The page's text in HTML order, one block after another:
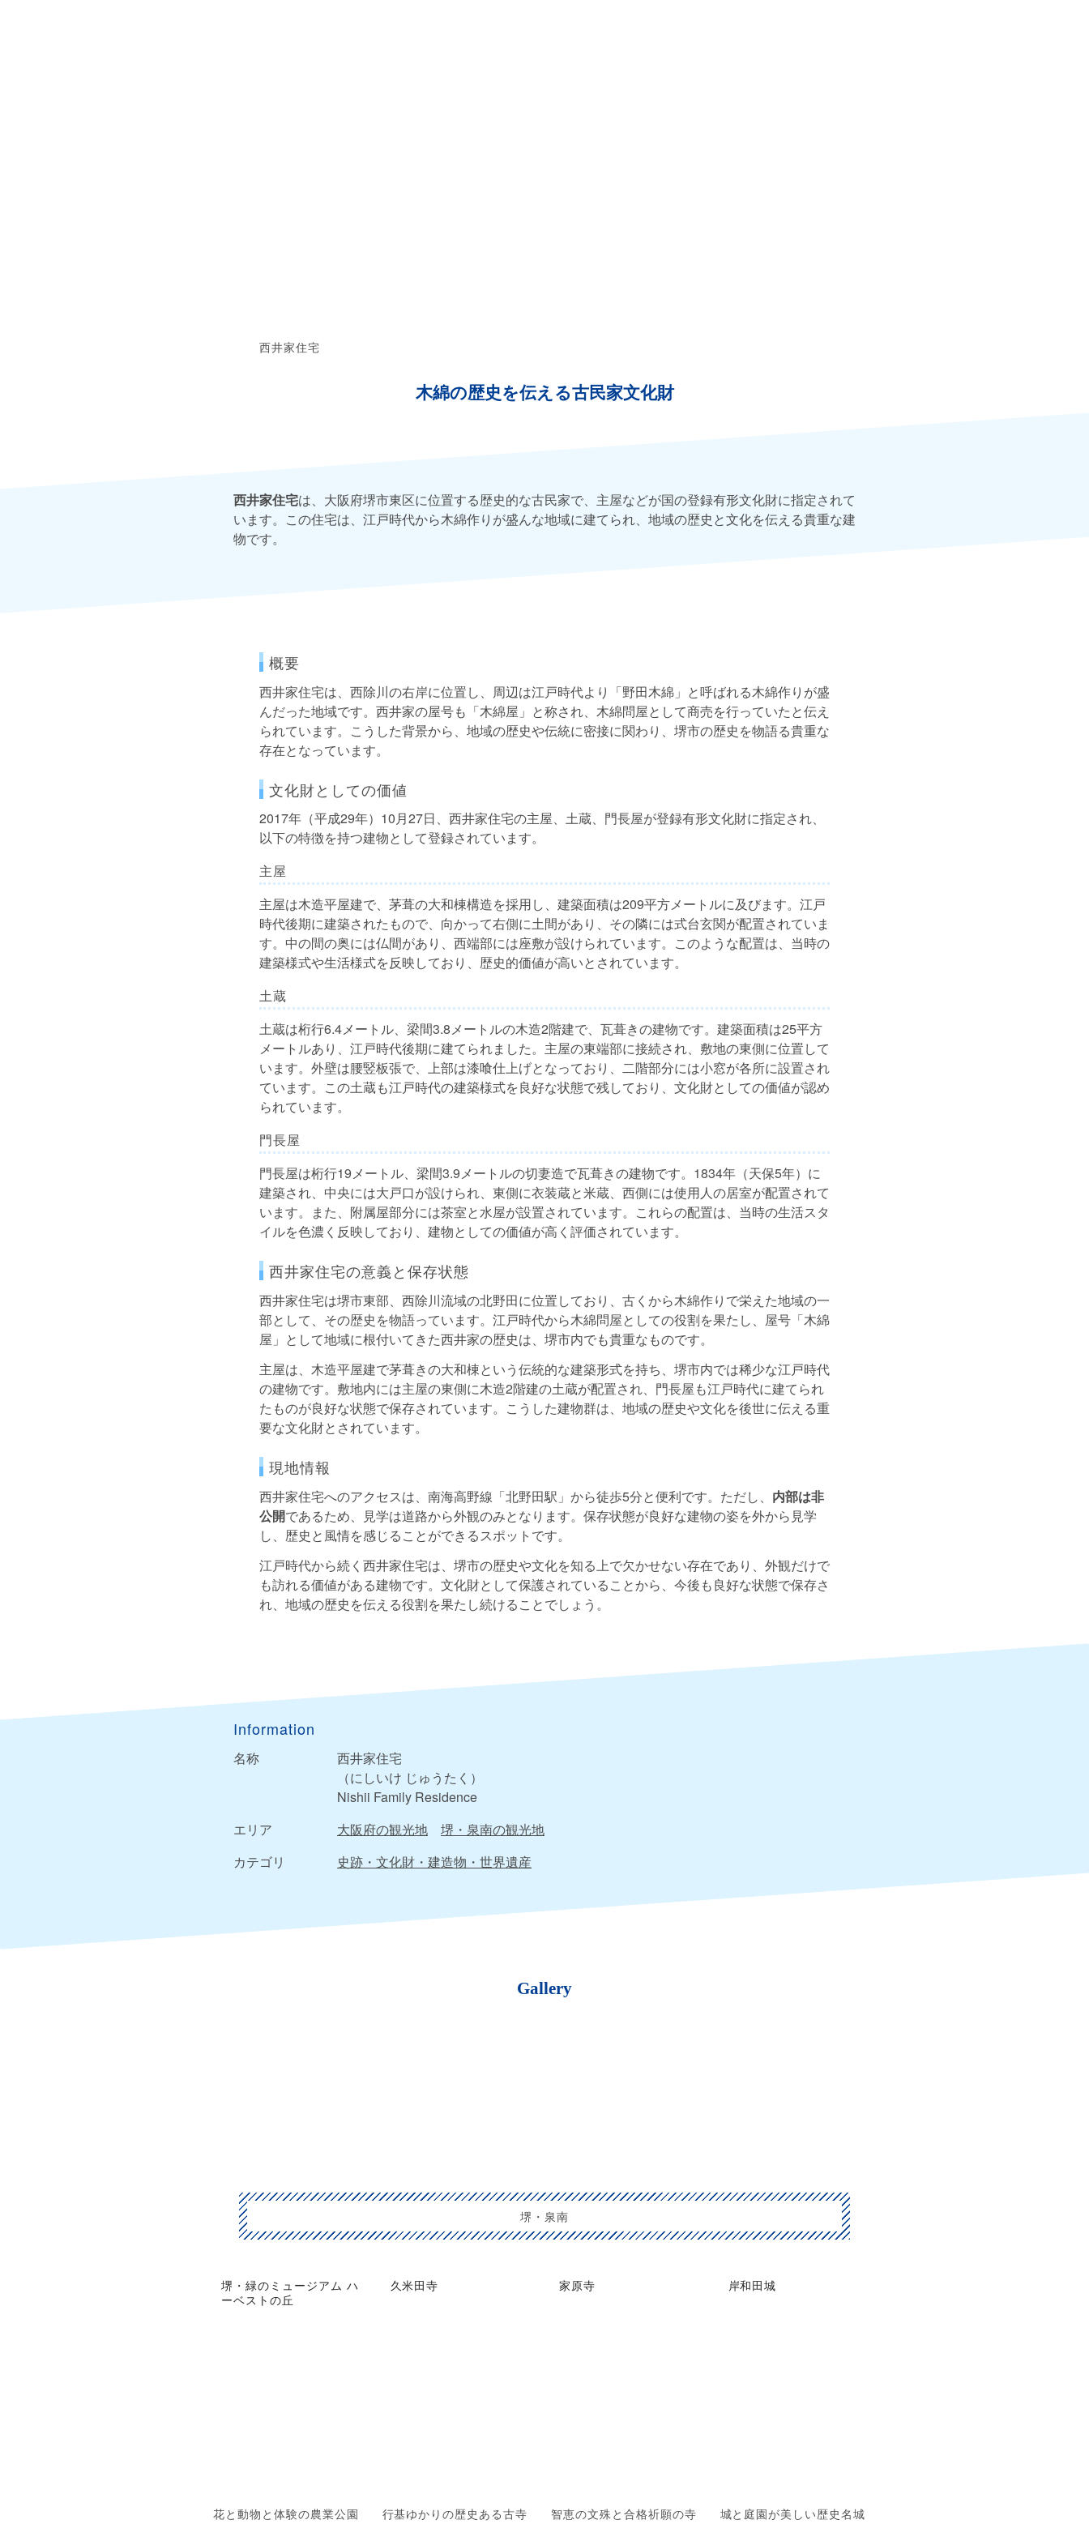
西井家住宅
木綿の歴史を伝える古民家文化財
西井家住宅は、大阪府堺市東区に位置する歴史的な古民家で、主屋などが国の登録有形文化財に指定されて
います。この住宅は、江戸時代から木綿作りが盛んな地域に建てられ、地域の歴史と文化を伝える貴重な建
物です。
概要
西井家住宅は、西除川の右岸に位置し、周辺は江戸時代より「野田木綿」と呼ばれる木綿作りが盛
んだった地域です。西井家の屋号も「木綿屋」と称され、木綿問屋として商売を行っていたと伝え
られています。こうした背景から、地域の歴史や伝統に密接に関わり、堺市の歴史を物語る貴重な
存在となっています。
文化財としての価値
2017年（平成29年）10月27日、西井家住宅の主屋、土蔵、門長屋が登録有形文化財に指定され、
以下の特徴を持つ建物として登録されています。
主屋
主屋は木造平屋建で、茅葺の大和棟構造を採用し、建築面積は209平方メートルに及びます。江戸
時代後期に建築されたもので、向かって右側に土間があり、その隣には式台玄関が配置されていま
す。中の間の奥には仏間があり、西端部には座敷が設けられています。このような配置は、当時の
建築様式や生活様式を反映しており、歴史的価値が高いとされています。
土蔵
土蔵は桁行6.4メートル、梁間3.8メートルの木造2階建で、瓦葺きの建物です。建築面積は25平方
メートルあり、江戸時代後期に建てられました。主屋の東端部に接続され、敷地の東側に位置して
います。外壁は腰竪板張で、上部は漆喰仕上げとなっており、二階部分には小窓が各所に設置され
ています。この土蔵も江戸時代の建築様式を良好な状態で残しており、文化財としての価値が認め
られています。
門長屋
門長屋は桁行19メートル、梁間3.9メートルの切妻造で瓦葺きの建物です。1834年（天保5年）に
建築され、中央には大戸口が設けられ、東側に衣装蔵と米蔵、西側には使用人の居室が配置されて
います。また、附属屋部分には茶室と水屋が設置されています。これらの配置は、当時の生活スタ
イルを色濃く反映しており、建物としての価値が高く評価されています。
西井家住宅の意義と保存状態
西井家住宅は堺市東部、西除川流域の北野田に位置しており、古くから木綿作りで栄えた地域の一
部として、その歴史を物語っています。江戸時代から木綿問屋としての役割を果たし、屋号「木綿
屋」として地域に根付いてきた西井家の歴史は、堺市内でも貴重なものです。
主屋は、木造平屋建で茅葺きの大和棟という伝統的な建築形式を持ち、堺市内では稀少な江戸時代
の建物です。敷地内には主屋の東側に木造2階建の土蔵が配置され、門長屋も江戸時代に建てられ
たものが良好な状態で保存されています。こうした建物群は、地域の歴史や文化を後世に伝える重
要な文化財とされています。
現地情報
西井家住宅へのアクセスは、南海高野線「北野田駅」から徒歩5分と便利です。ただし、 内部は非
公開であるため、見学は道路から外観のみとなります。保存状態が良好な建物の姿を外から見学
し、歴史と風情を感じることができるスポットです。
江戸時代から続く西井家住宅は、堺市の歴史や文化を知る上で欠かせない存在であり、外観だけで
も訪れる価値がある建物です。文化財として保護されていることから、今後も良好な状態で保存さ
れ、地域の歴史を伝える役割を果たし続けることでしょう。
Information
名称
西井家住宅
（にしいけ じゅうたく）
Nishii Family Residence
エリア
大阪府の観光地
堺・泉南の観光地
カテゴリ
史跡・文化財・建造物・世界遺産
Gallery
堺・泉南
堺・緑のミュージアム ハ
ーベストの丘
花と動物と体験の農業公園
久米田寺
行基ゆかりの歴史ある古寺
家原寺
智恵の文殊と合格祈願の寺
岸和田城
城と庭園が美しい歴史名城